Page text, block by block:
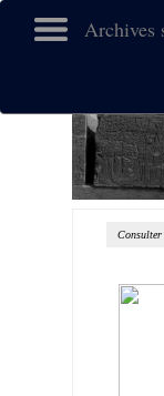
Archives
Consulter